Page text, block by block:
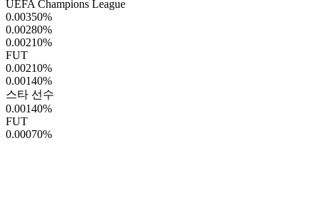
UEFA Champions League
0.00350%
0.00280%
0.00210%
FUT
0.00210%
0.00140%
스타 선수
0.00140%
FUT
0.00070%